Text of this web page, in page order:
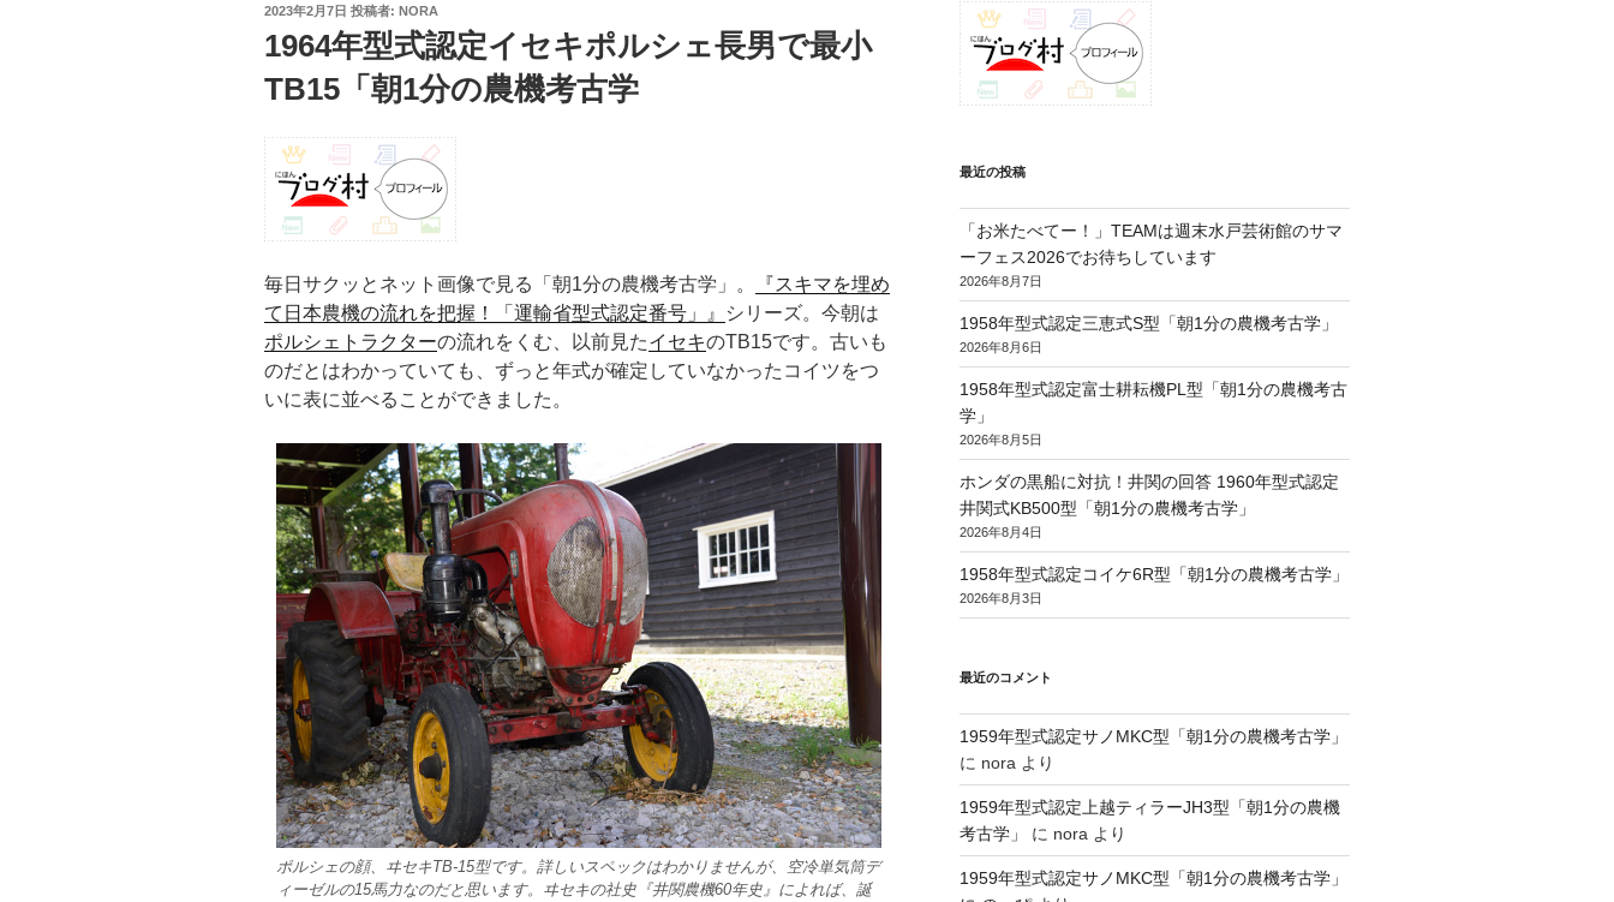
投
2023年2月7日 投稿者: NORA
1964年型式認定イセキポルシェ長男で最小
TB15「朝1分の農機考古学
毎日サクッとネット画像で見る「朝1分の農機考古学」。
『スキマを埋め
て日本農機の流れを把握！「運輸省型式認定番号」』
シリーズ。今朝は
ポルシェトラクターの流れをくむ、以前見たイセキのTB15です。古いも
のだとはわかっていても、ずっと年式が確定していなかったコイツをつ
いに表に並べることができました。
ポルシェの顔、ヰセキTB-15型です。詳しいスペックはわかりませんが、空冷単気筒デ
ィーゼルの15馬力なのだと思います。ヰセキの社史『井関農機60年史』によれば、誕
最近の投稿
「お米たべてー！」TEAMは週末水戸芸術館のサマ
ーフェス2026でお待ちしています
2026年8月7日
1958年型式認定三恵式S型「朝1分の農機考古学」
2026年8月6日
1958年型式認定富士耕耘機PL型「朝1分の農機考古
学」
2026年8月5日
ホンダの黒船に対抗！井関の回答 1960年型式認定
井関式KB500型「朝1分の農機考古学」
2026年8月4日
1958年型式認定コイケ6R型「朝1分の農機考古学」
2026年8月3日
最近のコメント
1959年型式認定サノMKC型「朝1分の農機考古学」
に nora より
1959年型式認定上越ティラーJH3型「朝1分の農機
考古学」
に nora より
1959年型式認定サノMKC型「朝1分の農機考古学」